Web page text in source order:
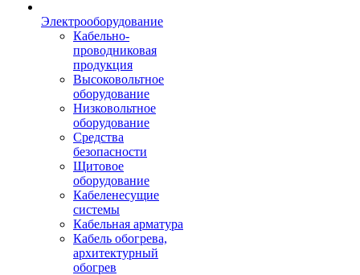
Электрооборудование
Кабельно-
проводниковая
продукция
Высоковольтное
оборудование
Низковольтное
оборудование
Средства
безопасности
Щитовое
оборудование
Кабеленесущие
системы
Кабельная арматура
Кабель обогрева,
архитектурный
обогрев